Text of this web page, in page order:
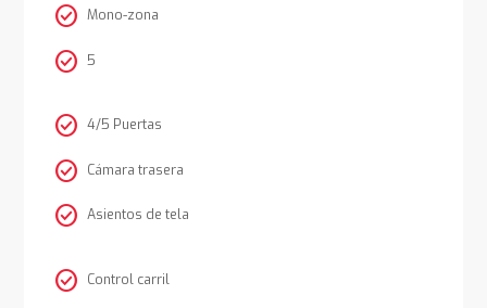
check_circle Mono-zona
check_circle 5
check_circle 4/5 Puertas
check_circle Cámara trasera
check_circle Asientos de tela
check_circle Control carril